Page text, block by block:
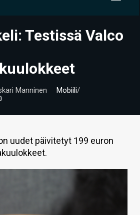
Testissä Valco
Manninen Mobiili/
uudet päivitetyt 199 euron